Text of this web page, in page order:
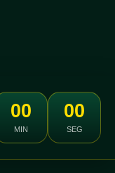
00
MIN
00
SEG